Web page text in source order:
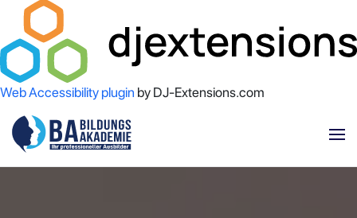
Web Accessibility plugin by DJ-Extensions.com